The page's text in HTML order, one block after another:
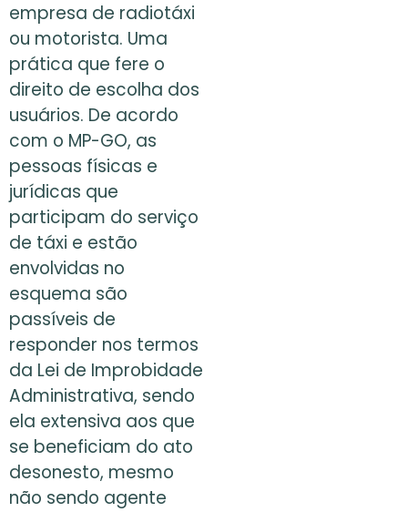
empresa de radiotáxi
ou motorista. Uma
prática que fere o
direito de escolha dos
usuários. De acordo
com o MP-GO, as
pessoas físicas e
jurídicas que
participam do serviço
de táxi e estão
envolvidas no
esquema são
passíveis de
responder nos termos
da Lei de Improbidade
Administrativa, sendo
ela extensiva aos que
se beneficiam do ato
desonesto, mesmo
não sendo agente